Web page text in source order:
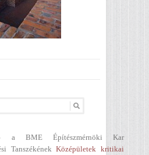
BME Építészmérnöki Kar
TanszékénekKözépületek kritikai